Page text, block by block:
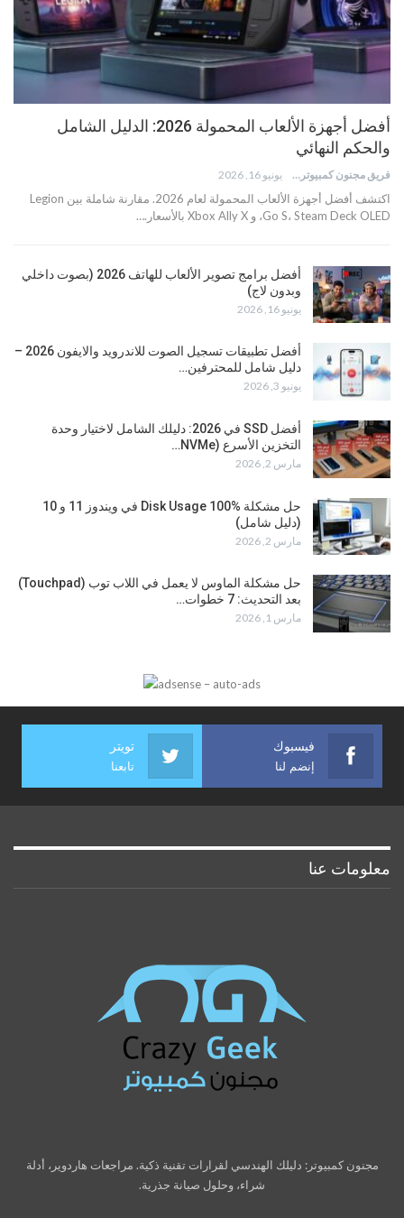
أفضل أجهزة الألعاب المحمولة 2026: الدليل الشامل
والحكم النهائي
فريق مجنون كمبيوتر يونيو 16, 2026
اكتشف أفضل أجهزة الألعاب المحمولة لعام 2026. مقارنة شاملة بين Legion
Go S، Steam Deck OLED، و Xbox Ally X بالأسعار.…
أفضل برامج تصوير الألعاب للهاتف 2026 (بصوت داخلي
وبدون لاج)
يونيو 16, 2026
أفضل تطبيقات تسجيل الصوت للاندرويد والايفون 2026 –
دليل شامل للمحترفين…
يونيو 3, 2026
أفضل SSD في 2026: دليلك الشامل لاختيار وحدة
التخزين الأسرع (NVMe…
مارس 2, 2026
حل مشكلة Disk Usage 100% في ويندوز 11 و 10
(دليل شامل)
مارس 2, 2026
حل مشكلة الماوس لا يعمل في اللاب توب (Touchpad)
بعد التحديث: 7 خطوات…
مارس 1, 2026
فيسبوك
إنضم لنا
تويتر
تابعنا
معلومات عنا
مجنون كمبيوتر: دليلك الهندسي لقرارات تقنية ذكية. مراجعات هاردوير، أدلة
شراء، وحلول صيانة جذرية.